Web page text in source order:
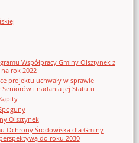
Współpracy Gminy Olsztynek z
rok 2022
projektu uchwały w sprawie
i nadania jej Statutu
Olsztynek
Ochrony Środowiska dla Gminy
do roku 2030